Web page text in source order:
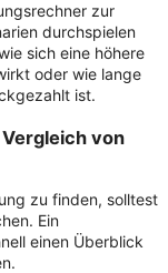
zur
durchspielen
sich eine höhere
oder wie lange
ist.
von
zu finden, solltest
Ein
einen Überblick